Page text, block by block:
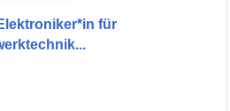
für